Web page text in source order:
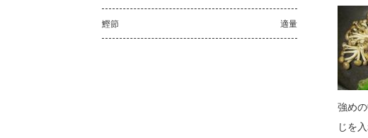
鰹節 適量
強め
じを